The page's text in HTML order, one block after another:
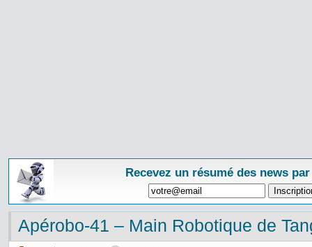
Recevez un résumé des news
Apérobo-41 – Main Robotique de